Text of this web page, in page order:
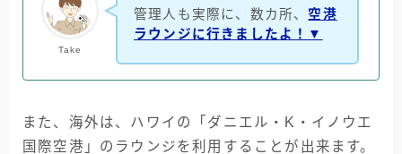
Take
管理人も実際に、数カ所、 空港
ラウンジに行きましたよ！▼
また、海外は、ハワイの「ダニエル・K・イノウエ
国際空港」のラウンジを利用することが出来ます。